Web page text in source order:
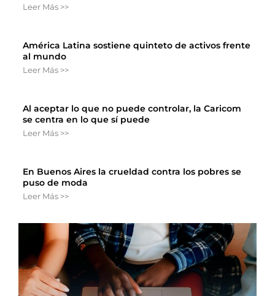
Leer Más >>
América Latina sostiene quinteto de activos frente
al mundo
Leer Más >>
Al aceptar lo que no puede controlar, la Caricom
se centra en lo que sí puede
Leer Más >>
En Buenos Aires la crueldad contra los pobres se
puso de moda
Leer Más >>